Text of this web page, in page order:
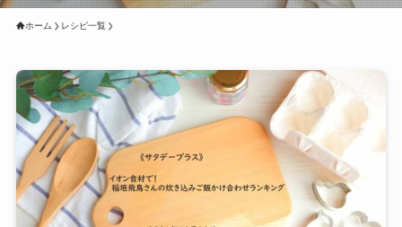
ホーム レシピ一覧